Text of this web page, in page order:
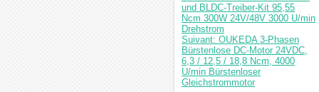
und BLDC-Treiber-Kit 95,55
Ncm 300W 24V/48V 3000 U/min
Drehstrom
Suivant: OUKEDA 3-Phasen
Bürstenlose DC-Motor 24VDC,
6,3 / 12,5 / 18,8 Ncm, 4000
U/min Bürstenloser
Gleichstrommotor